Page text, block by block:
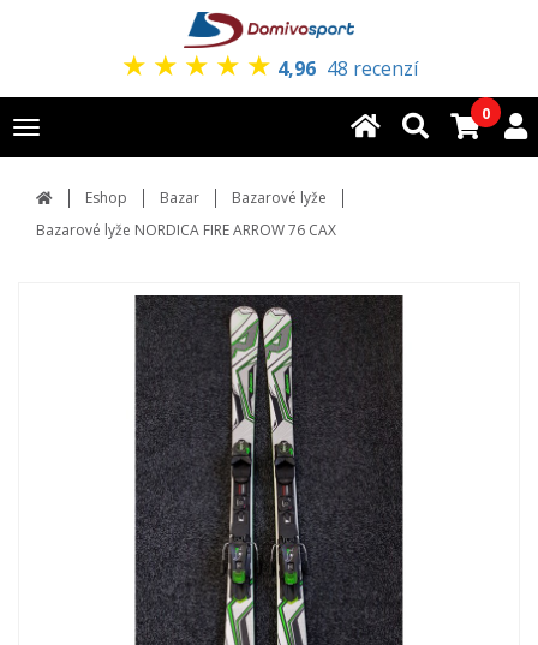
★ ★ ★ ★ ★ 4,96 48 recenzí
Toggle
navigation
0
Eshop Bazar
Bazarové lyže
Bazarové lyže NORDICA FIRE ARROW 76 CAX